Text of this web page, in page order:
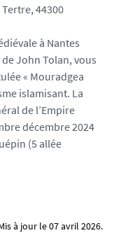
44300
à Nantes
John Tolan, vous
« Mouradgea
islamisant. La
de l’Empire
décembre 2024
(5 allée
à jour le 07 avril 2026.